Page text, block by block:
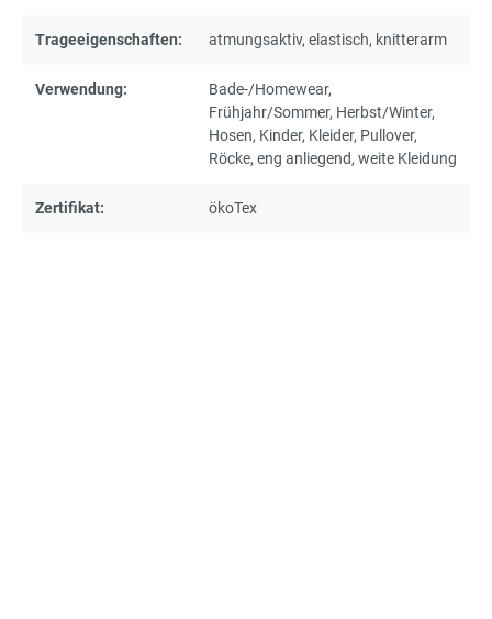
Trageeigenschaften: atmungsaktiv, elastisch, knitterarm
Verwendung: Bade-/Homewear,
Frühjahr/Sommer, Herbst/Winter,
Hosen, Kinder, Kleider, Pullover,
Röcke, eng anliegend, weite Kleidung
Zertifikat: ökoTex